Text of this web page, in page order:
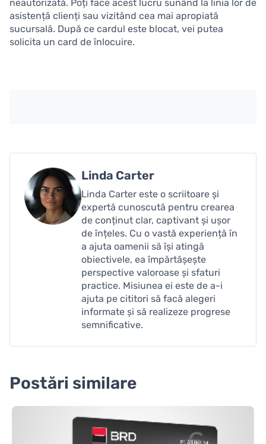
neautorizată. Poți face acest lucru sunând la linia lor de
asistență clienți sau vizitând cea mai apropiată
sucursală. După ce cardul este blocat, vei putea
solicita un card de înlocuire.
Linda Carter
Linda Carter este o scriitoare și
expertă cunoscută pentru crearea
de conținut clar, captivant și ușor
de înțeles. Cu o vastă experiență în
a ajuta oamenii să își atingă
obiectivele, ea împărtășește
perspective valoroase și sfaturi
practice. Misiunea ei este de a-i
ajuta pe cititori să facă alegeri
informate și să realizeze progrese
semnificative.
Postări similare